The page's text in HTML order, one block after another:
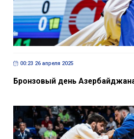
00:23 26 апреля 2025
Бронзовый день